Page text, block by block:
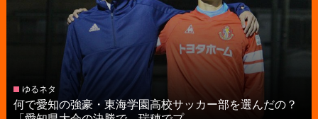
ゆるネタ
何で愛知の強豪・東海学園高校サッカー部を選んだの？